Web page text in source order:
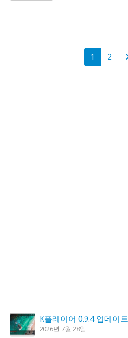
1 2
K플레이어 0.9.4 업데이트
2026년 7월 28일